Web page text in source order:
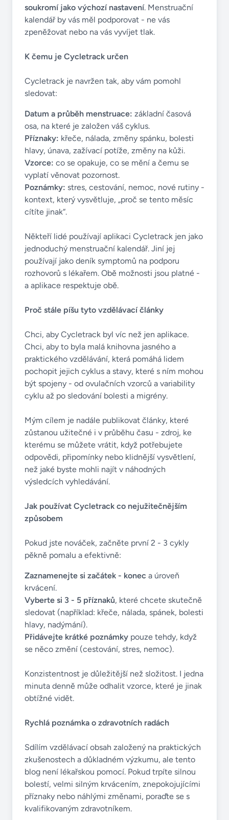
soukromí jako výchozí nastavení. Menstruační
kalendář by vás měl podporovat - ne vás
zpeněžovat nebo na vás vyvíjet tlak.
K čemu je Cycletrack určen
Cycletrack je navržen tak, aby vám pomohl
sledovat:
Datum a průběh menstruace: základní časová
osa, na které je založen váš cyklus.
Příznaky: křeče, nálada, změny spánku, bolesti
hlavy, únava, zažívací potíže, změny na kůži.
Vzorce: co se opakuje, co se mění a čemu se
vyplatí věnovat pozornost.
Poznámky: stres, cestování, nemoc, nové rutiny -
kontext, který vysvětluje, „proč se tento měsíc
cítíte jinak“.
Někteří lidé používají aplikaci Cycletrack jen jako
jednoduchý menstruační kalendář. Jiní jej
používají jako deník symptomů na podporu
rozhovorů s lékařem. Obě možnosti jsou platné -
a aplikace respektuje obě.
Proč stále píšu tyto vzdělávací články
Chci, aby Cycletrack byl víc než jen aplikace.
Chci, aby to byla malá knihovna jasného a
praktického vzdělávání, která pomáhá lidem
pochopit jejich cyklus a stavy, které s ním mohou
být spojeny - od ovulačních vzorců a variability
cyklu až po sledování bolesti a migrény.
Mým cílem je nadále publikovat články, které
zůstanou užitečné i v průběhu času - zdroj, ke
kterému se můžete vrátit, když potřebujete
odpovědi, připomínky nebo klidnější vysvětlení,
než jaké byste mohli najít v náhodných
výsledcích vyhledávání.
Jak používat Cycletrack co nejužitečnějším
způsobem
Pokud jste nováček, začněte první 2 - 3 cykly
pěkně pomalu a efektivně:
Zaznamenejte si začátek - konec a úroveň
krvácení.
Vyberte si 3 - 5 příznaků, které chcete skutečně
sledovat (například: křeče, nálada, spánek, bolesti
hlavy, nadýmání).
Přidávejte krátké poznámky pouze tehdy, když
se něco změní (cestování, stres, nemoc).
Konzistentnost je důležitější než složitost. I jedna
minuta denně může odhalit vzorce, které je jinak
obtížné vidět.
Rychlá poznámka o zdravotních radách
Sdílím vzdělávací obsah založený na praktických
zkušenostech a důkladném výzkumu, ale tento
blog není lékařskou pomocí. Pokud trpíte silnou
bolestí, velmi silným krvácením, znepokojujícími
příznaky nebo náhlými změnami, poraďte se s
kvalifikovaným zdravotníkem.